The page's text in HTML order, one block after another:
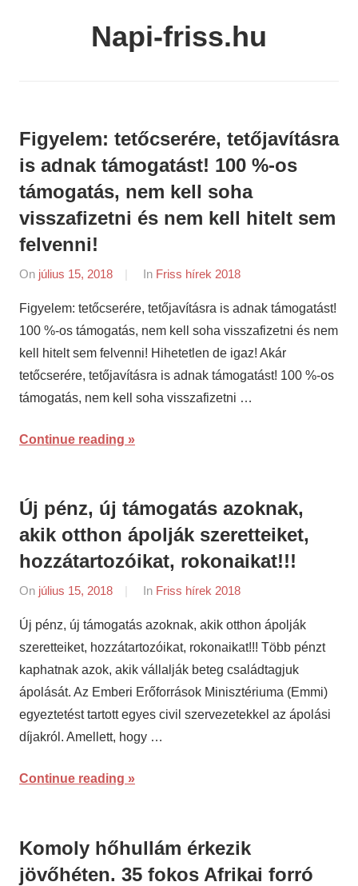
Napi-friss.hu
Figyelem: tetőcserére, tetőjavításra
is adnak támogatást! 100 %-os
támogatás, nem kell soha
visszafizetni és nem kell hitelt sem
felvenni!
On július 15, 2018
By
In Friss hírek 2018
Figyelem: tetőcserére, tetőjavításra is adnak támogatást!
100 %-os támogatás, nem kell soha visszafizetni és nem
kell hitelt sem felvenni! Hihetetlen de igaz! Akár
tetőcserére, tetőjavításra is adnak támogatást! 100 %-os
támogatás, nem kell soha visszafizetni …
Continue reading
Új pénz, új támogatás azoknak,
akik otthon ápolják szeretteiket,
hozzátartozóikat, rokonaikat!!!
On július 15, 2018
By
In Friss hírek 2018
Új pénz, új támogatás azoknak, akik otthon ápolják
szeretteiket, hozzátartozóikat, rokonaikat!!! Több pénzt
kaphatnak azok, akik vállalják beteg családtagjuk
ápolását. Az Emberi Erőforrások Minisztériuma (Emmi)
egyeztetést tartott egyes civil szervezetekkel az ápolási
díjakról. Amellett, hogy …
Continue reading
Komoly hőhullám érkezik
jövőhéten. 35 fokos Afrikai forró